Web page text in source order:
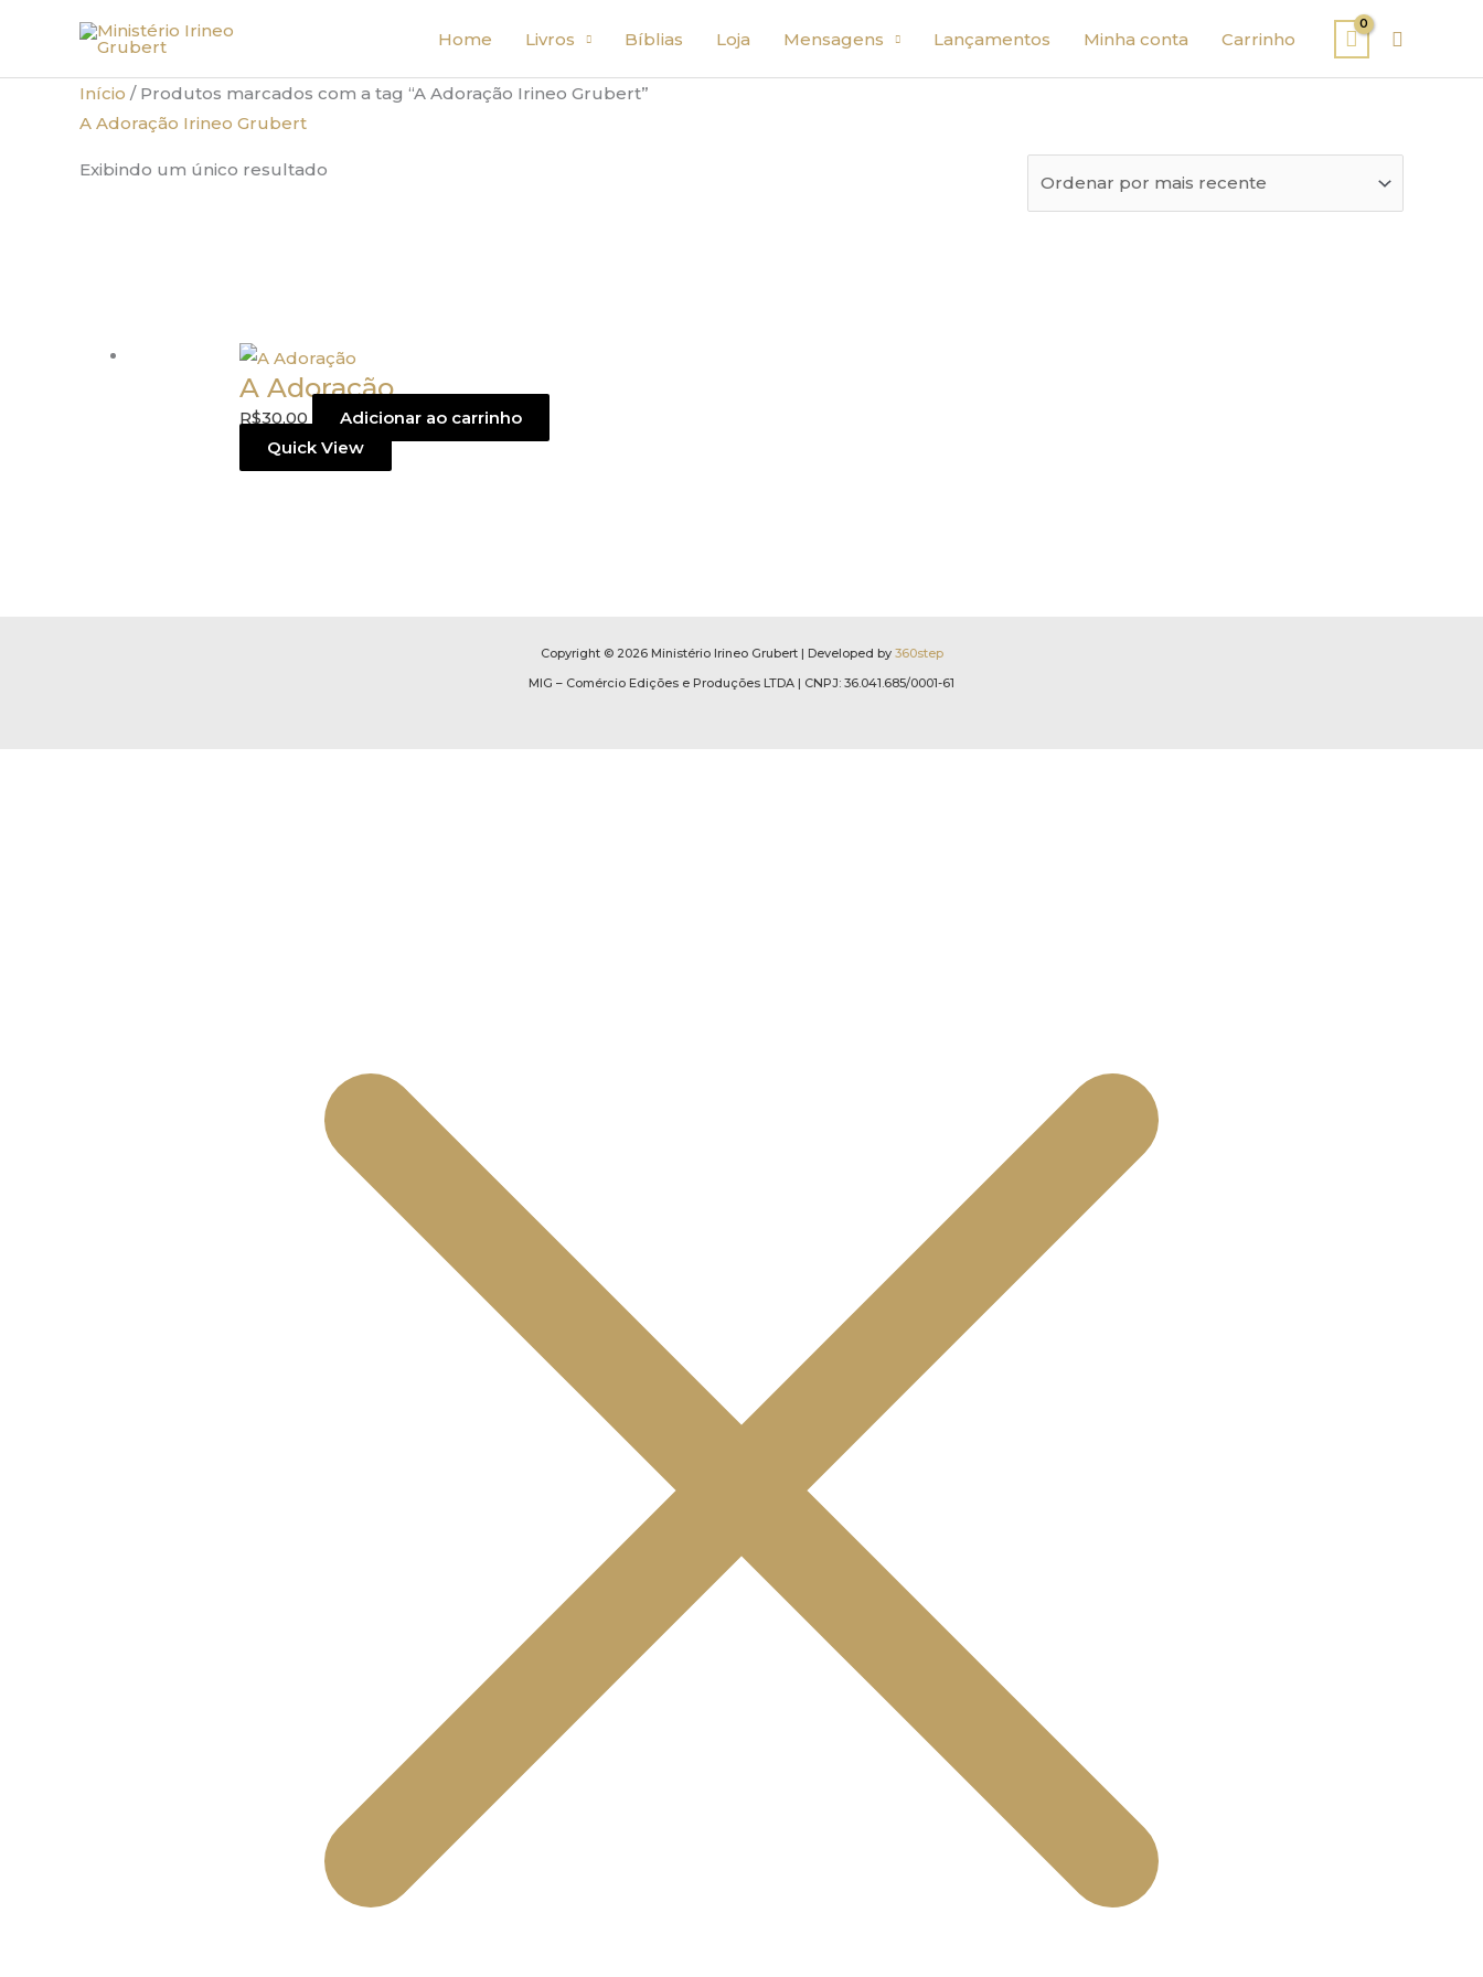
o
conteúdo
Home Livros Bíblias Loja Mensagens Lançamentos Minha conta Carrinho
Início / Produtos marcados com a tag “A Adoração Irineo Grubert”
A Adoração Irineo Grubert
Exibindo um único resultado
A Adoração
R$30,00
Adicionar ao carrinho
Quick View
Copyright © 2026 Ministério Irineo Grubert | Developed by 360step
MIG – Comércio Edições e Produções LTDA | CNPJ: 36.041.685/0001-61